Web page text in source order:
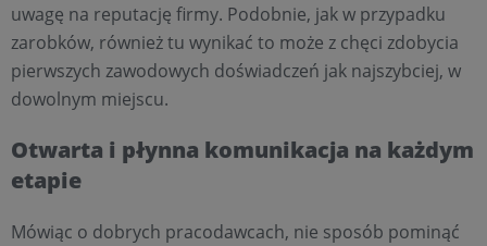
uwagę na reputację firmy. Podobnie, jak w przypadku
zarobków, również tu wynikać to może z chęci zdobycia
pierwszych zawodowych doświadczeń jak najszybciej, w
dowolnym miejscu.
Otwarta i płynna komunikacja na każdym
etapie
Mówiąc o dobrych pracodawcach, nie sposób pominąć